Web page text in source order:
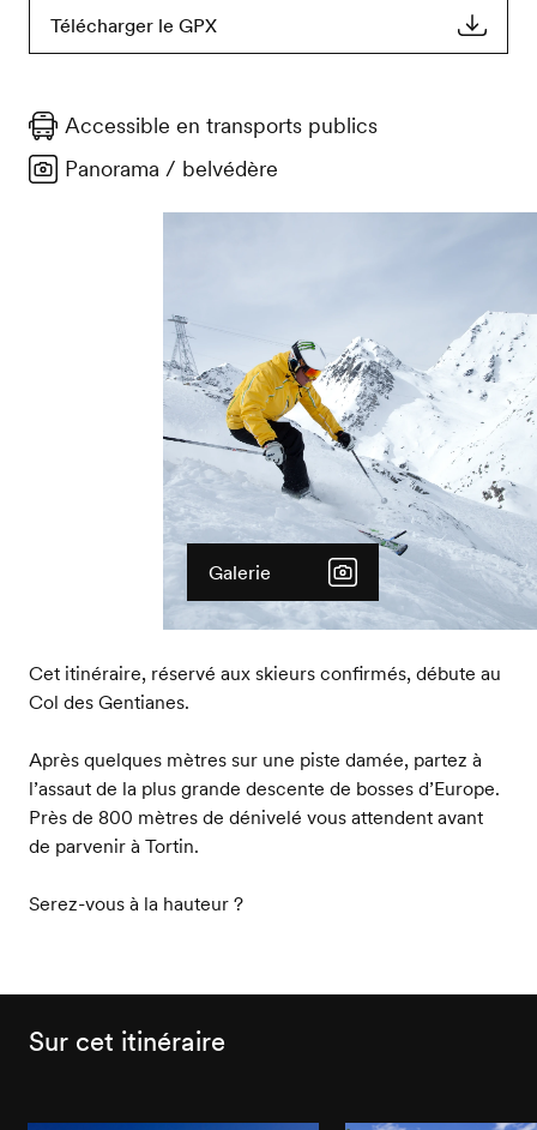
Télécharger le GPX
Accessible en transports publics
Panorama / belvédère
Galerie
Cet itinéraire, réservé aux skieurs confirmés, débute au
Col des Gentianes.
Après quelques mètres sur une piste damée, partez à
l’assaut de la plus grande descente de bosses d’Europe.
Près de 800 mètres de dénivelé vous attendent avant
de parvenir à Tortin.
Serez-vous à la hauteur ?
Sur cet itinéraire